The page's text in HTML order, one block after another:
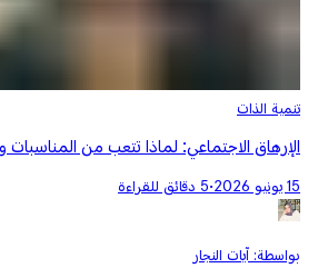
تنمية الذات
الإرهاق الاجتماعي: لماذا تتعب من
15 يونيو 2026 •5 دقائق للقراءة
بواسطة: آيات النجار